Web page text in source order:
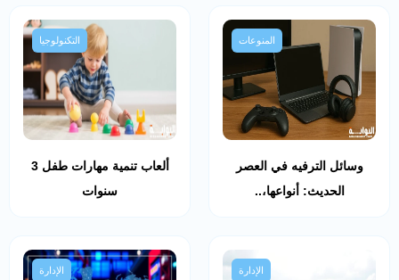
المنوعات
وسائل الترفيه في العصر
الحديث: أنواعها،..
التكنولوجيا
ألعاب تنمية مهارات طفل 3
سنوات
الإدارة الإدارة